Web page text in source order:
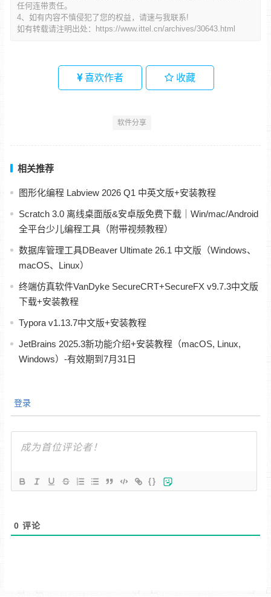
任何连带责任。
4、如有内容不慎侵犯了您的权益，请速与我联系!
如有转载请注明出处：
https://www.ittel.cn/archives/30643.html
喜欢作者 收藏
软件分享
相关推荐
图形化编程 Labview 2026 Q1 中英文版+安装教程
Scratch 3.0 离线桌面版&安卓版免费下载｜Win/mac/Android
全平台少儿编程工具（附带视频教程）
数据库管理工具DBeaver Ultimate 26.1 中文版（Windows、
macOS、Linux）
终端仿真软件VanDyke SecureCRT+SecureFX v9.7.3中文版
下载+安装教程
Typora v1.13.7中文版+安装教程
JetBrains 2025.3新功能介绍+安装教程（macOS, Linux,
Windows）-有效期到7月31日
登录
{}
0 评论